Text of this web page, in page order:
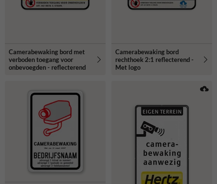
Camerabewaking bord met
verboden toegang voor
onbevoegden - reflecterend
Camerabewaking bord
rechthoek 2:1 reflecterend -
Met logo